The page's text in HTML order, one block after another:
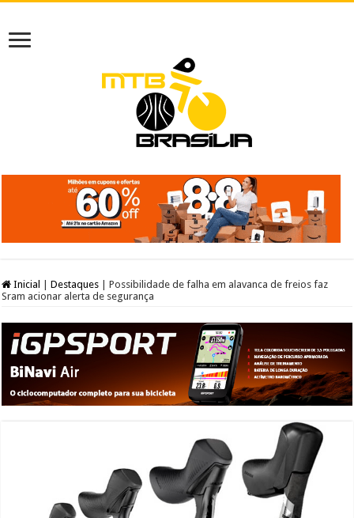
Inicial Destaques
Possibilidade de falha em alavanca de freios faz
Sram acionar alerta de segurança